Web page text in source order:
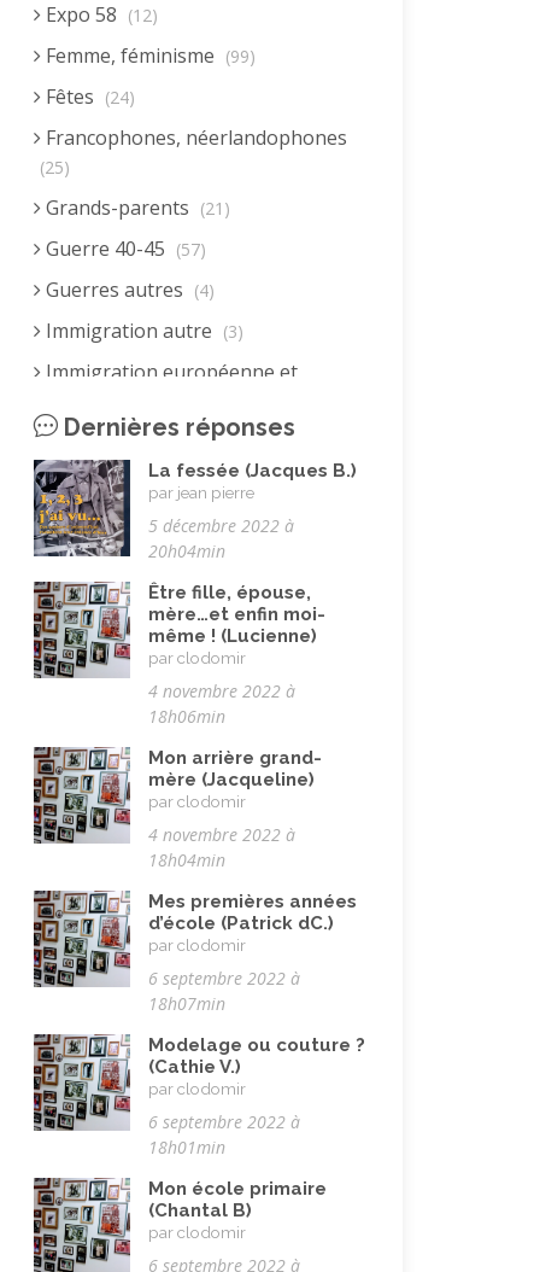
Expo 58 (12)
Femme, féminisme (99)
Fêtes (24)
Francophones, néerlandophones
(25)
Grands-parents (21)
Guerre 40-45 (57)
Guerres autres (4)
Immigration autre (3)
Immigration européenne et
Immigration nord africaine et
descendants (18)
Immigration subsaharienne et
descendants (18)
Juif.ve (être) (10)
LGBTQIA+ (8)
Loisirs, jeux (34)
Maladie, handicap (23)
Musulman.e (être) (7)
Nature, animaux (23)
Pandémie Covid 19
Parents (être) (19)
Racisme (10)
Religion, valeurs et éthique
Rencontres interculturelles (13)
Retraite (4)
Rêves (12)
(24)
Solitude (8)
Technologie (évolution)
Dernières réponses
La fessée (Jacques B.)
par jean pierre
5 décembre 2022 à
20h04min
Être fille, épouse,
mère…et enfin moi-
même ! (Lucienne)
par clodomir
4 novembre 2022 à
18h06min
Mon arrière grand-
mère (Jacqueline)
par clodomir
4 novembre 2022 à
18h04min
Mes premières années
d’école (Patrick dC.)
par clodomir
6 septembre 2022 à
18h07min
Modelage ou couture ?
(Cathie V.)
par clodomir
6 septembre 2022 à
18h01min
Mon école primaire
(Chantal B)
par clodomir
6 septembre 2022 à